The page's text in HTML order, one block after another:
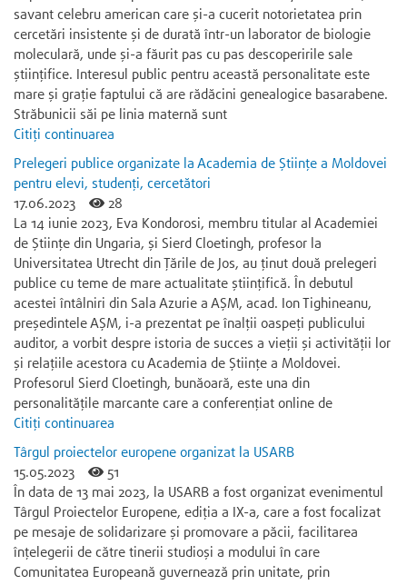
savant celebru american care și-a cucerit notorietatea prin
cercetări insistente și de durată într-un laborator de biologie
moleculară, unde și-a făurit pas cu pas descoperirile sale
științifice. Interesul public pentru această personalitate este
mare și grație faptului că are rădăcini genealogice basarabene.
Străbunicii săi pe linia maternă sunt
Citiți continuarea
Prelegeri publice organizate la Academia de Științe a Moldovei
pentru elevi, studenți, cercetători
17.06.2023
28
La 14 iunie 2023, Eva Kondorosi, membru titular al Academiei
de Științe din Ungaria, și Sierd Cloetingh, profesor la
Universitatea Utrecht din Țările de Jos, au ținut două prelegeri
publice cu teme de mare actualitate științifică. În debutul
acestei întâlniri din Sala Azurie a AȘM, acad. Ion Tighineanu,
președintele AȘM, i-a prezentat pe înalții oaspeți publicului
auditor, a vorbit despre istoria de succes a vieții și activității lor
și relațiile acestora cu Academia de Științe a Moldovei.
Profesorul Sierd Cloetingh, bunăoară, este una din
personalitățile marcante care a conferențiat online de
Citiți continuarea
Târgul proiectelor europene organizat la USARB
15.05.2023
51
În data de 13 mai 2023, la USARB a fost organizat evenimentul
Târgul Proiectelor Europene, ediția a IX-a, care a fost focalizat
pe mesaje de solidarizare și promovare a păcii, facilitarea
înțelegerii de către tinerii studioși a modului în care
Comunitatea Europeană guvernează prin unitate, prin